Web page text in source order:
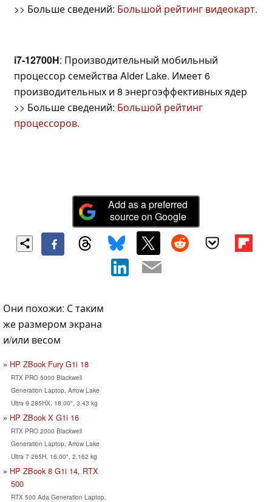
>> Больше сведений: Большой рейтинг видеокарт.
i7-12700H: Производительный мобильный
процессор семейства Alder Lake. Имеет 6
производительных и 8 энергоэффективных ядер
>> Больше сведений: Большой рейтинг
процессоров.
Add as a preferred
source on Google
Они похожи: С таким
же размером экрана
и/или весом
HP ZBook Fury G1i 18
RTX PRO 5000 Blackwell
Generation Laptop, Arrow Lake
Ultra 9 285HX, 18.00", 3.43 kg
HP ZBook X G1i 16
RTX PRO 2000 Blackwell
Generation Laptop, Arrow Lake
Ultra 7 265H, 16.00", 2.162 kg
HP ZBook 8 G1i 14, RTX
500
RTX 500 Ada Generation Laptop,